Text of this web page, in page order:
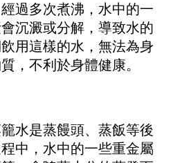
多次煮沸，水中的一
沉澱或分解，導致水的
用這樣的水，無法為身
，不利於身體健康。
是蒸饅頭、蒸飯等後
中，水中的一些重金屬